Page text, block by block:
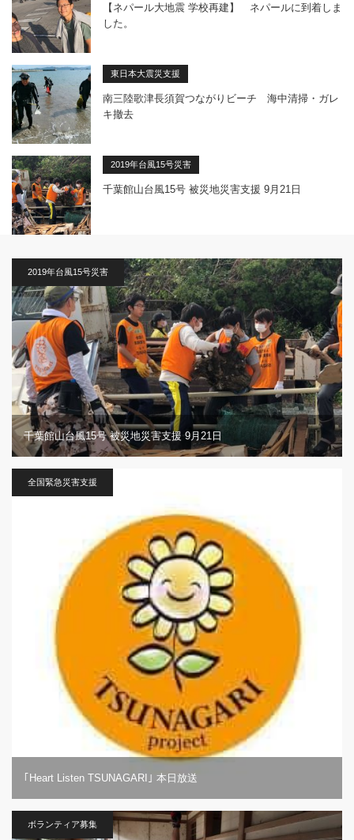
【ネパール大地震 学校再建】 ネパールに到着しま
した。
東日本大震災支援
南三陸歌津長須賀つながりビーチ 海中清掃・ガレ
キ撤去
2019年台風15号災害
千葉館山台風15号 被災地災害支援 9月21日
2019年台風15号災害
千葉館山台風15号 被災地災害支援 9月21日
全国緊急災害支援
｢Heart Listen TSUNAGARI｣ 本日放送
ボランティア募集